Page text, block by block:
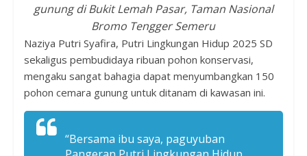
gunung di Bukit Lemah Pasar, Taman Nasional
Bromo Tengger Semeru
Naziya Putri Syafira, Putri Lingkungan Hidup 2025 SD
sekaligus pembudidaya ribuan pohon konservasi,
mengaku sangat bahagia dapat menyumbangkan 150
pohon cemara gunung untuk ditanam di kawasan ini.
“Bersama ibu saya, paguyuban